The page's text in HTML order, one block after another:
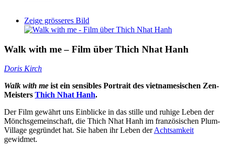
Zeige grösseres Bild
Walk with me – Film über Thich Nhat Hanh
Doris Kirch
Walk with me ist ein sensibles Portrait des vietnamesischen Zen-
Meisters Thich Nhat Hanh.
Der Film gewährt uns Einblicke in das stille und ruhige Leben der
Mönchsgemeinschaft, die Thich Nhat Hanh im französischen Plum-
Village gegründet hat. Sie haben ihr Leben derAchtsamkeit
gewidmet.